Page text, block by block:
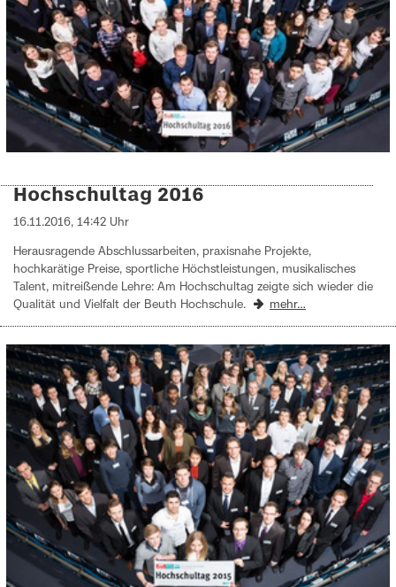
Hochschultag 2016
16.11.2016, 14:42 Uhr
Herausragende Abschlussarbeiten, praxisnahe Projekte,
hochkarätige Preise, sportliche Höchstleistungen, musikalisches
Talent, mitreißende Lehre: Am Hochschultag zeigte sich wieder die
Qualität und Vielfalt der Beuth Hochschule.
mehr…